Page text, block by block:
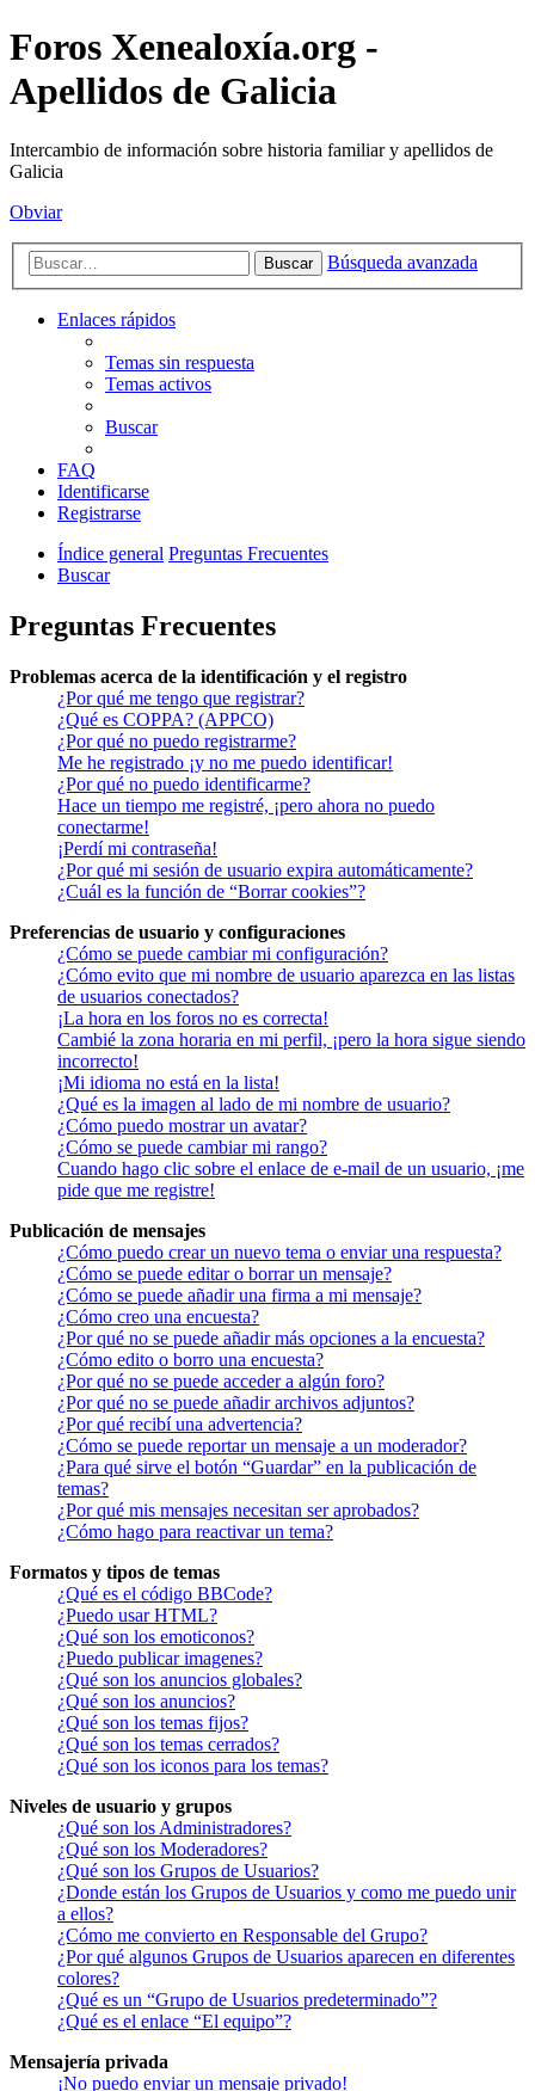
Foros Xenealoxía.org -
Apellidos de Galicia
Intercambio de información sobre historia familiar y apellidos de
Galicia
Obviar
Buscar Búsqueda avanzada
Enlaces rápidos
Temas sin respuesta
Temas activos
Buscar
FAQ
Identificarse
Registrarse
Índice general Preguntas Frecuentes
Buscar
Preguntas Frecuentes
Problemas acerca de la identificación y el registro
¿Por qué me tengo que registrar?
¿Qué es COPPA? (APPCO)
¿Por qué no puedo registrarme?
Me he registrado ¡y no me puedo identificar!
¿Por qué no puedo identificarme?
Hace un tiempo me registré, ¡pero ahora no puedo
conectarme!
¡Perdí mi contraseña!
¿Por qué mi sesión de usuario expira automáticamente?
¿Cuál es la función de “Borrar cookies”?
Preferencias de usuario y configuraciones
¿Cómo se puede cambiar mi configuración?
¿Cómo evito que mi nombre de usuario aparezca en las listas
de usuarios conectados?
¡La hora en los foros no es correcta!
Cambié la zona horaria en mi perfil, ¡pero la hora sigue siendo
incorrecto!
¡Mi idioma no está en la lista!
¿Qué es la imagen al lado de mi nombre de usuario?
¿Cómo puedo mostrar un avatar?
¿Cómo se puede cambiar mi rango?
Cuando hago clic sobre el enlace de e-mail de un usuario, ¡me
pide que me registre!
Publicación de mensajes
¿Cómo puedo crear un nuevo tema o enviar una respuesta?
¿Cómo se puede editar o borrar un mensaje?
¿Cómo se puede añadir una firma a mi mensaje?
¿Cómo creo una encuesta?
¿Por qué no se puede añadir más opciones a la encuesta?
¿Cómo edito o borro una encuesta?
¿Por qué no se puede acceder a algún foro?
¿Por qué no se puede añadir archivos adjuntos?
¿Por qué recibí una advertencia?
¿Cómo se puede reportar un mensaje a un moderador?
¿Para qué sirve el botón “Guardar” en la publicación de
temas?
¿Por qué mis mensajes necesitan ser aprobados?
¿Cómo hago para reactivar un tema?
Formatos y tipos de temas
¿Qué es el código BBCode?
¿Puedo usar HTML?
¿Qué son los emoticonos?
¿Puedo publicar imagenes?
¿Qué son los anuncios globales?
¿Qué son los anuncios?
¿Qué son los temas fijos?
¿Qué son los temas cerrados?
¿Qué son los iconos para los temas?
Niveles de usuario y grupos
¿Qué son los Administradores?
¿Qué son los Moderadores?
¿Qué son los Grupos de Usuarios?
¿Donde están los Grupos de Usuarios y como me puedo unir
a ellos?
¿Cómo me convierto en Responsable del Grupo?
¿Por qué algunos Grupos de Usuarios aparecen en diferentes
colores?
¿Qué es un “Grupo de Usuarios predeterminado”?
¿Qué es el enlace “El equipo”?
Mensajería privada
¡No puedo enviar un mensaje privado!